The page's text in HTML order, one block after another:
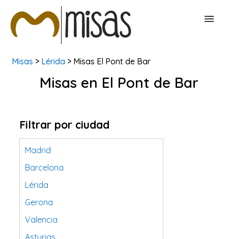
BUSCAR MISAS
Misas > Lérida > Misas El Pont de Bar
Misas en El Pont de Bar
Filtrar por ciudad
Madrid
Barcelona
Lérida
Gerona
Valencia
Asturias